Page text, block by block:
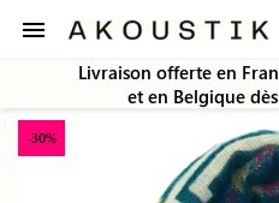

Livraison offerte en
et en Belgique
-30%